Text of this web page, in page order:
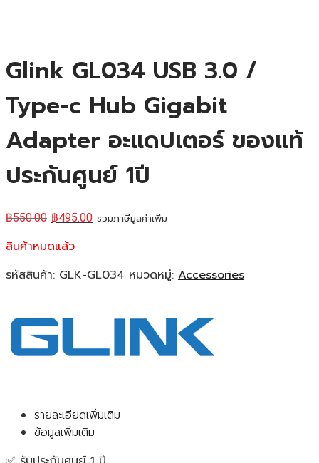
Glink GL034 USB 3.0 /
Type-c Hub Gigabit
Adapter อะแดปเตอร์ ของแท้
ประกันศูนย์ 1ปี
฿550.00 ฿495.00 รวมภาษีมูลค่าเพิ่ม
สินค้าหมดแล้ว
รหัสสินค้า: GLK-GL034 หมวดหมู่: Accessories
รายละเอียดเพิ่มเติม
ข้อมูลเพิ่มเติม